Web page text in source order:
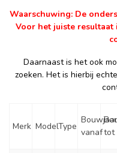
Waarschuwing: De
Voor het juiste
Daarnaast is het ook
zoeken. Het is hierbij
Merk ModelType
Bouwjaar
vanaftot